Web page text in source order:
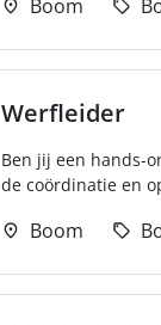
Boom
Werfleider
Ben jij een hands-
de coördinatie en
Boom